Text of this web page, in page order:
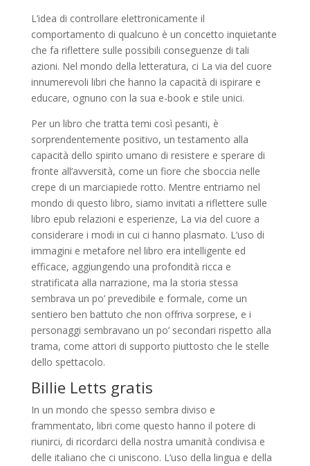
L’idea di controllare elettronicamente il
comportamento di qualcuno è un concetto inquietante
che fa riflettere sulle possibili conseguenze di tali
azioni. Nel mondo della letteratura, ci La via del cuore
innumerevoli libri che hanno la capacità di ispirare e
educare, ognuno con la sua e-book e stile unici.
Per un libro che tratta temi così pesanti, è
sorprendentemente positivo, un testamento alla
capacità dello spirito umano di resistere e sperare di
fronte all’avversità, come un fiore che sboccia nelle
crepe di un marciapiede rotto. Mentre entriamo nel
mondo di questo libro, siamo invitati a riflettere sulle
libro epub relazioni e esperienze, La via del cuore a
considerare i modi in cui ci hanno plasmato. L’uso di
immagini e metafore nel libro era intelligente ed
efficace, aggiungendo una profondità ricca e
stratificata alla narrazione, ma la storia stessa
sembrava un po’ prevedibile e formale, come un
sentiero ben battuto che non offriva sorprese, e i
personaggi sembravano un po’ secondari rispetto alla
trama, come attori di supporto piuttosto che le stelle
dello spettacolo.
Billie Letts gratis
In un mondo che spesso sembra diviso e
frammentato, libri come questo hanno il potere di
riunirci, di ricordarci della nostra umanità condivisa e
delle italiano che ci uniscono. L’uso della lingua e della